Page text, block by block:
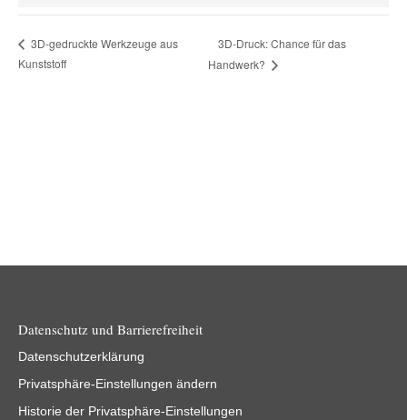
3D-gedruckte Werkzeuge aus
Kunststoff
3D-Druck: Chance für das
Handwerk?
Datenschutz und Barrierefreiheit
Datenschutzerklärung
Privatsphäre-Einstellungen ändern
Historie der Privatsphäre-Einstellungen